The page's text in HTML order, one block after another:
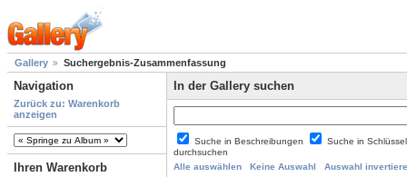
Gallery Suchergebnis-Zusammenfassung
Navigation
Zurück zu: Warenkorb
anzeigen
Ihren Warenkorb
In der Gallery suchen
Suche in Beschreibungen
Suche in
durchsuchen
Alle auswählen
Keine Auswahl Auswahl